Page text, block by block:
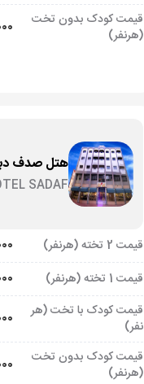
قیمت کودک بدون تخت
(هرنفر)
هتل صدف
SADAF
قیمت 2 تخته (هرنفر)
قیمت 1 تخته (هرنفر)
قیمت کودک با تخت (هر
نفر)
قیمت کودک بدون تخت
(هرنفر)